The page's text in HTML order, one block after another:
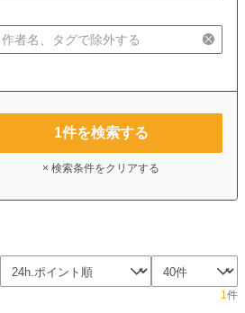
1件を検索する
× 検索条件をクリアする
1件